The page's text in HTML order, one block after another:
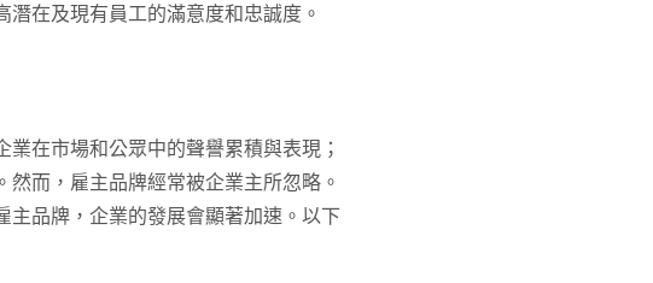
在及現有員工的滿意度和忠誠度。
在市場和公眾中的聲譽累積與表現；
而，雇主品牌經常被企業主所忽略。
主品牌，企業的發展會顯著加速。以下